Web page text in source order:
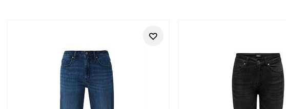
https://www.tara-m.de/retouren/
Street One steht für Damenmode, die modern, unkompliziert und vielseitig
Ob Jeans, Hose, Bluse, Shirt, Pullover, Jacke, Kleid, Rock oder Accessoire:
Casual, Reise, Wochenende und entspannte Anlässe. Besonders stark ist